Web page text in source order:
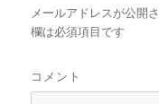
メールアドレスが公開
欄は必須項目です
コメント